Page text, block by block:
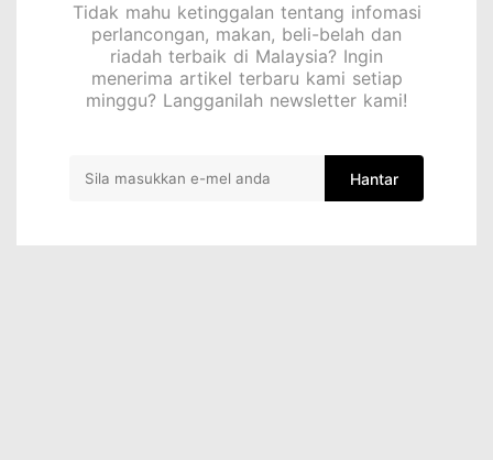
Tidak mahu ketinggalan tentang infomasi
perlancongan, makan, beli-belah dan
riadah terbaik di Malaysia? Ingin
menerima artikel terbaru kami setiap
minggu? Langganilah newsletter kami!
Hantar